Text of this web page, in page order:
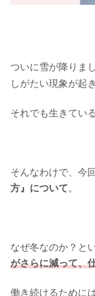
ついに雪が降りまし
しがたい現象が起
それでも生きてい
そんなわけで、今
方』について。
なぜ冬なのか？と
がさらに減って、
働き続けるために